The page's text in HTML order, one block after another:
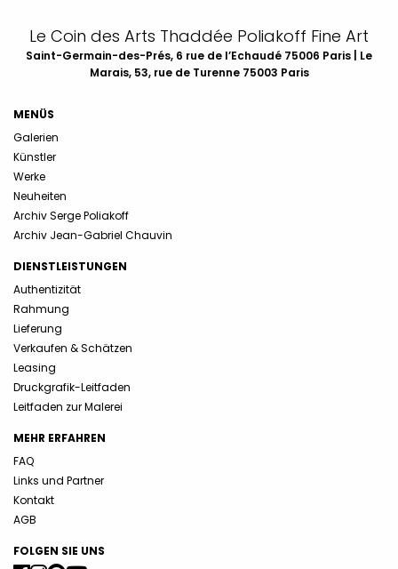
Le Coin des Arts Thaddée Poliakoff Fine Art
Saint-Germain-des-Prés, 6 rue de l’Echaudé 75006 Paris | Le
Marais, 53, rue de Turenne 75003 Paris
MENÜS
Galerien
Künstler
Werke
Neuheiten
Archiv Serge Poliakoff
Archiv Jean-Gabriel Chauvin
DIENSTLEISTUNGEN
Authentizität
Rahmung
Lieferung
Verkaufen & Schätzen
Leasing
Druckgrafik-Leitfaden
Leitfaden zur Malerei
MEHR ERFAHREN
FAQ
Links und Partner
Kontakt
AGB
FOLGEN SIE UNS